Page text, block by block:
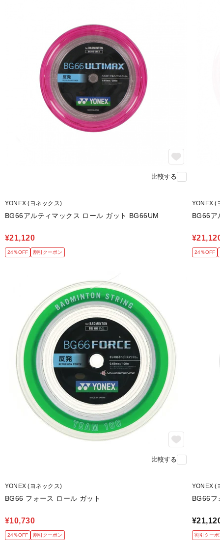
比較する
YONEX (ヨネックス)
BG66アルティマックス ロール ガット BG66UM
¥21,120
24％OFF 割引クーポン
YONEX (
BG66ア
24％OFF
比較する
YONEX (ヨネックス)
BG66 フォース ロール ガット
¥10,730
24％OFF 割引クーポン
YONEX (
BG66フ
割引クーポ